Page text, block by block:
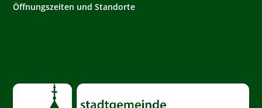
Öffnungszeiten und Standorte